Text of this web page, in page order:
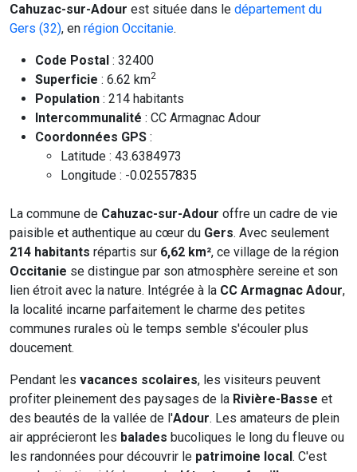
Cahuzac-sur-Adour est située dans le département du
Gers (32), en région Occitanie.
Code Postal : 32400
Superficie : 6.62 km2
Population : 214 habitants
Intercommunalité : CC Armagnac Adour
Coordonnées GPS :
Latitude : 43.6384973
Longitude : -0.02557835
La commune de Cahuzac-sur-Adour offre un cadre de vie
paisible et authentique au cœur du Gers. Avec seulement
214 habitants répartis sur 6,62 km², ce village de la région
Occitanie se distingue par son atmosphère sereine et son
lien étroit avec la nature. Intégrée à la CC Armagnac Adour,
la localité incarne parfaitement le charme des petites
communes rurales où le temps semble s'écouler plus
doucement.
Pendant les vacances scolaires, les visiteurs peuvent
profiter pleinement des paysages de la Rivière-Basse et
des beautés de la vallée de l'Adour. Les amateurs de plein
air apprécieront les balades bucoliques le long du fleuve ou
les randonnées pour découvrir le patrimoine local. C'est